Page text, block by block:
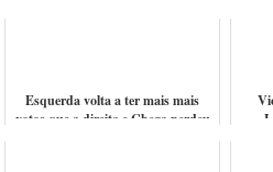
Esquerda volta a ter mais mais
votos que a direita e Chega perdeu